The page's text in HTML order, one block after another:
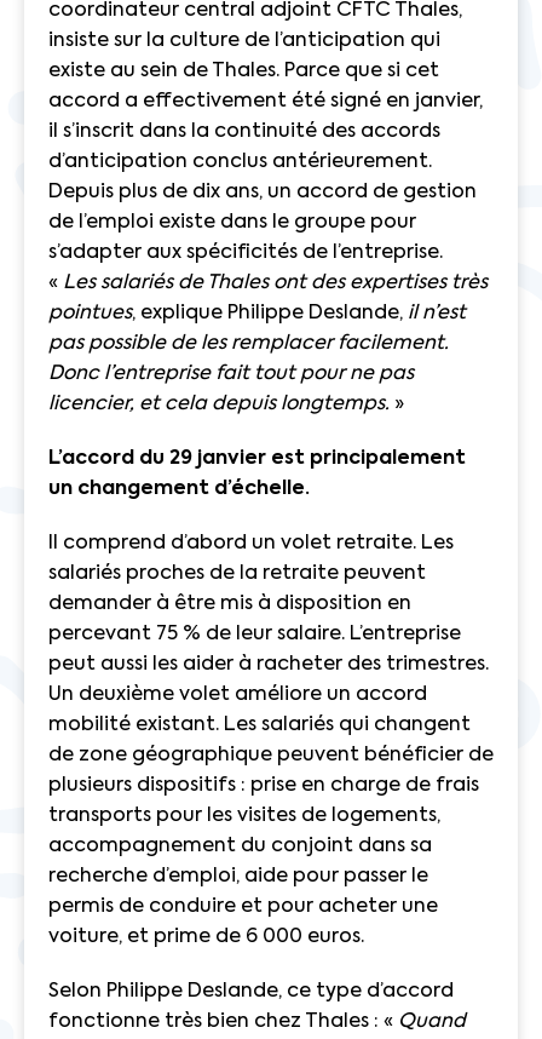
coordinateur central adjoint CFTC Thales,
insiste sur la culture de l’anticipation qui
existe au sein de Thales. Parce que si cet
accord a effectivement été signé en janvier,
il s’inscrit dans la continuité des accords
d’anticipation conclus antérieurement.
Depuis plus de dix ans, un accord de gestion
de l’emploi existe dans le groupe pour
s’adapter aux spécificités de l’entreprise.
« Les salariés de Thales ont des expertises très
pointues, explique Philippe Deslande, il n’est
pas possible de les remplacer facilement.
Donc l’entreprise fait tout pour ne pas
licencier, et cela depuis longtemps. »
L’accord du 29 janvier est principalement
un changement d’échelle.
Il comprend d’abord un volet retraite. Les
salariés proches de la retraite peuvent
demander à être mis à disposition en
percevant 75 % de leur salaire. L’entreprise
peut aussi les aider à racheter des trimestres.
Un deuxième volet améliore un accord
mobilité existant. Les salariés qui changent
de zone géographique peuvent bénéficier de
plusieurs dispositifs : prise en charge de frais
transports pour les visites de logements,
accompagnement du conjoint dans sa
recherche d’emploi, aide pour passer le
permis de conduire et pour acheter une
voiture, et prime de 6 000 euros.
Selon Philippe Deslande, ce type d’accord
fonctionne très bien chez Thales : « Quand